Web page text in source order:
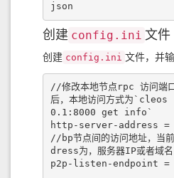
json
创建 config.ini 文件
创建 config.ini 文件，并
//修改本地节点rpc 访问端
后，本地访问方式为
0.1:8000 get info`
http-server-address =
//bp节点间的访问地址，当
dress为，服务器IP或者域名
p2p-listen-endpoint =